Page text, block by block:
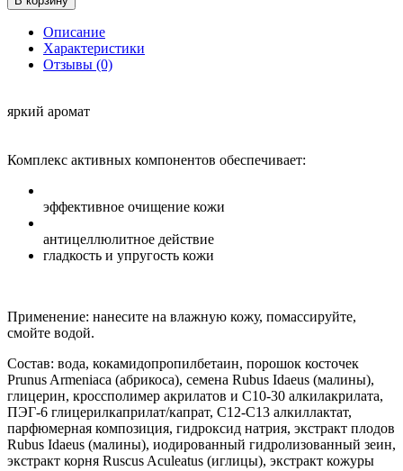
Описание
Характеристики
Отзывы (0)
яркий аромат
Комплекс активных компонентов обеспечивает:
эффективное очищение кожи
антицеллюлитное действие
гладкость и упругость кожи
Применение: нанесите на влажную кожу, помассируйте,
смойте водой.
Состав: вода, кокамидопропилбетаин, порошок косточек
Prunus Armeniaca (абрикоса), семена Rubus Idaeus (малины),
глицерин, кроссполимер акрилатов и C10-30 алкилакрилата,
ПЭГ-6 глицерилкаприлат/капрат, С12-С13 алкиллактат,
парфюмерная композиция, гидроксид натрия, экстракт плодов
Rubus Idaeus (малины), иодированный гидролизованный зеин,
экстракт корня Ruscus Aculeatus (иглицы), экстракт кожуры